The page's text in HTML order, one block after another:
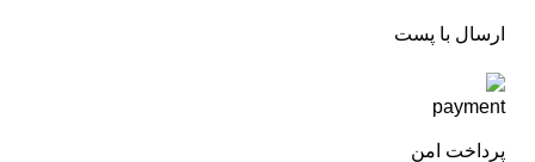
ارسال با پست
پرداخت امن